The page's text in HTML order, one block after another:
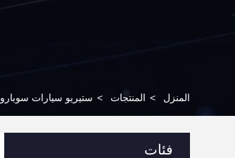
المنزل > المنتجات > ستيريو سيارات سوبارو
فئات